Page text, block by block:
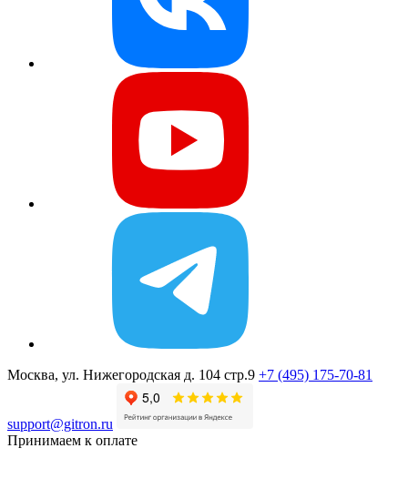
Москва, ул. Нижегородская д. 104 стр.9 +7 (495) 175-70-81
support@gitron.ru
Принимаем к оплате